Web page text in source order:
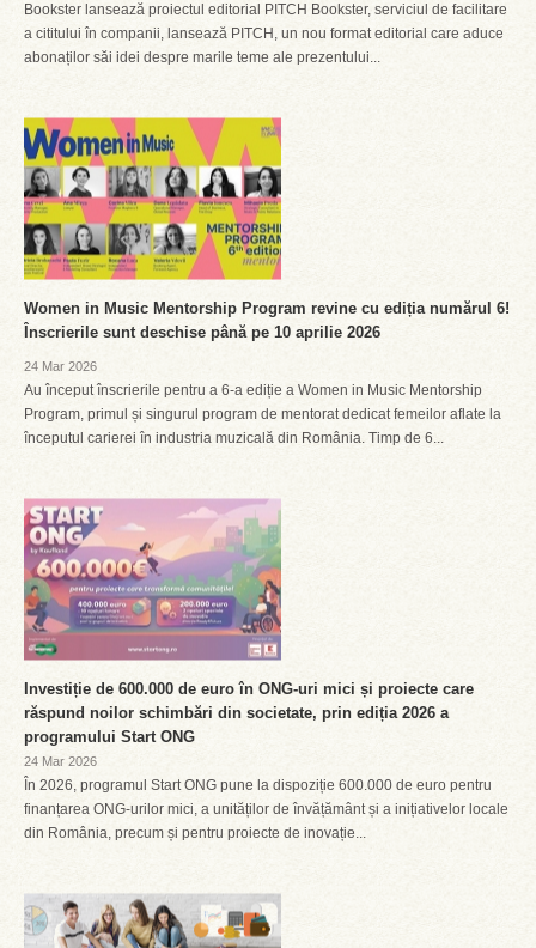
Bookster lansează proiectul editorial PITCH Bookster, serviciul de facilitare
a cititului în companii, lansează PITCH, un nou format editorial care aduce
abonaților săi idei despre marile teme ale prezentului...
Women in Music Mentorship Program revine cu ediția numărul 6!
Înscrierile sunt deschise până pe 10 aprilie 2026
24 Mar 2026
Au început înscrierile pentru a 6-a ediție a Women in Music Mentorship
Program, primul și singurul program de mentorat dedicat femeilor aflate la
începutul carierei în industria muzicală din România. Timp de 6...
Investiție de 600.000 de euro în ONG-uri mici și proiecte care
răspund noilor schimbări din societate, prin ediția 2026 a
programului Start ONG
24 Mar 2026
În 2026, programul Start ONG pune la dispoziție 600.000 de euro pentru
finanțarea ONG-urilor mici, a unităților de învățământ și a inițiativelor locale
din România, precum și pentru proiecte de inovație...